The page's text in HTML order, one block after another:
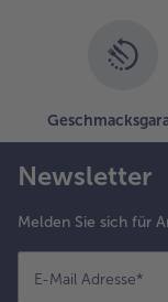
Newsletter
Melden Sie sich für
E-Mail Adresse*